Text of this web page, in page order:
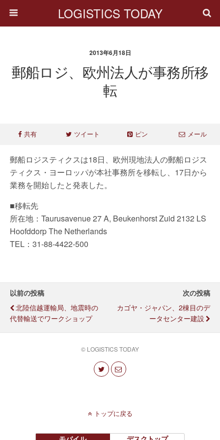
LOGISTICS TODAY
2013年6月18日
郵船ロジ、欧州法人が事務所移
転
共有 ツイート ピン メール
郵船ロジスティクスは18日、欧州現地法人の郵船ロジス
ティクス・ヨーロッパが本社事務所を移転し、17日から
業務を開始したと発表した。
■移転先
所在地：Taurusavenue 27 A, Beukenhorst Zuid 2132 LS
Hoofddorp The Netherlands
TEL：31-88-4422-500
以前の投稿
北陸信越運輸局、地震時の
代替輸送でワークショップ
次の投稿
カゴヤ・ジャパン、2棟目のデ
ータセンター建設
© LOGISTICS TODAY
トップに戻る